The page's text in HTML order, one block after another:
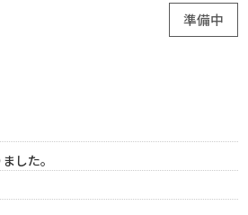
準備中
した。